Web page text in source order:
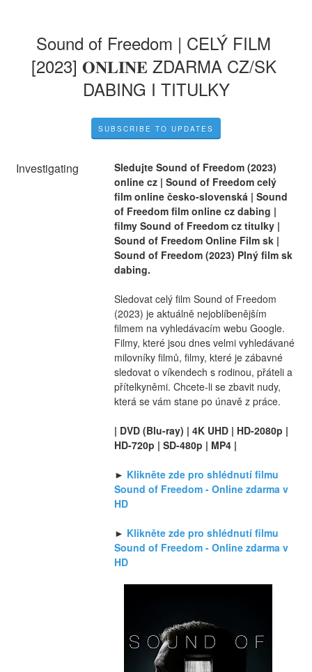
Sound of Freedom | CELÝ FILM
[2023] 𝐎𝐍𝐋𝐈𝐍𝐄 ZDARMA CZ/SK
DABING I TITULKY
SUBSCRIBE TO UPDATES
Investigating
Sledujte Sound of Freedom (2023)
online cz | Sound of Freedom celý
film online česko-slovenská | Sound
of Freedom film online cz dabing |
filmy Sound of Freedom cz titulky |
Sound of Freedom Online Film sk |
Sound of Freedom (2023) Plný film sk
dabing.
Sledovat celý film Sound of Freedom
(2023) je aktuálně nejoblíbenějším
filmem na vyhledávacím webu Google.
Filmy, které jsou dnes velmi vyhledávané
milovníky filmů, filmy, které je zábavné
sledovat o víkendech s rodinou, přáteli a
přítelkyněmi. Chcete-li se zbavit nudy,
která se vám stane po únavě z práce.
| DVD (Blu-ray) | 4K UHD | HD-2080p |
HD-720p | SD-480p | MP4 |
► Klikněte zde pro shlédnutí filmu
Sound of Freedom - Online zdarma v
HD
► Klikněte zde pro shlédnutí filmu
Sound of Freedom - Online zdarma v
HD